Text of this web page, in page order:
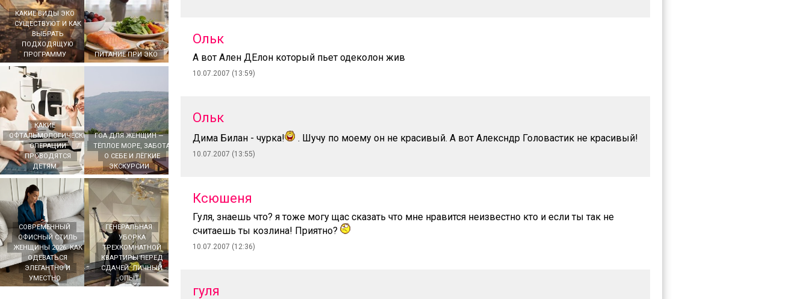
КАКИЕ ВИДЫ ЭКО
СУЩЕСТВУЮТ И КАК
ВЫБРАТЬ
ПОДХОДЯЩУЮ
ПРОГРАММУ
ПИТАНИЕ ПРИ ЭКО
КАКИЕ
ОФТАЛЬМОЛОГИЧЕСКИЕ
ОПЕРАЦИИ
ПРОВОДЯТСЯ
ДЕТЯМ
ГОА ДЛЯ ЖЕНЩИН —
ТЁПЛОЕ МОРЕ, ЗАБОТА
О СЕБЕ И ЛЁГКИЕ
ЭКСКУРСИИ
СОВРЕМЕННЫЙ
ОФИСНЫЙ СТИЛЬ
ЖЕНЩИНЫ 2026: КАК
ОДЕВАТЬСЯ
ЭЛЕГАНТНО И
УМЕСТНО
ГЕНЕРАЛЬНАЯ
УБОРКА
ТРЕХКОМНАТНОЙ
КВАРТИРЫ ПЕРЕД
СДАЧЕЙ: ЛИЧНЫЙ
ОПЫТ
Ольк
А вот Ален ДЕлон который пьет одеколон жив
10.07.2007 (13:59)
Ольк
Дима Билан - чурка! . Шучу по моему он не красивый. А вот Алексндр Головастик не красивый!
10.07.2007 (13:55)
Ксюшеня
Гуля, знаешь что? я тоже могу щас сказать что мне нравится неизвестно кто и если ты так не
считаешь ты козлина! Приятно?
10.07.2007 (12:36)
гуля